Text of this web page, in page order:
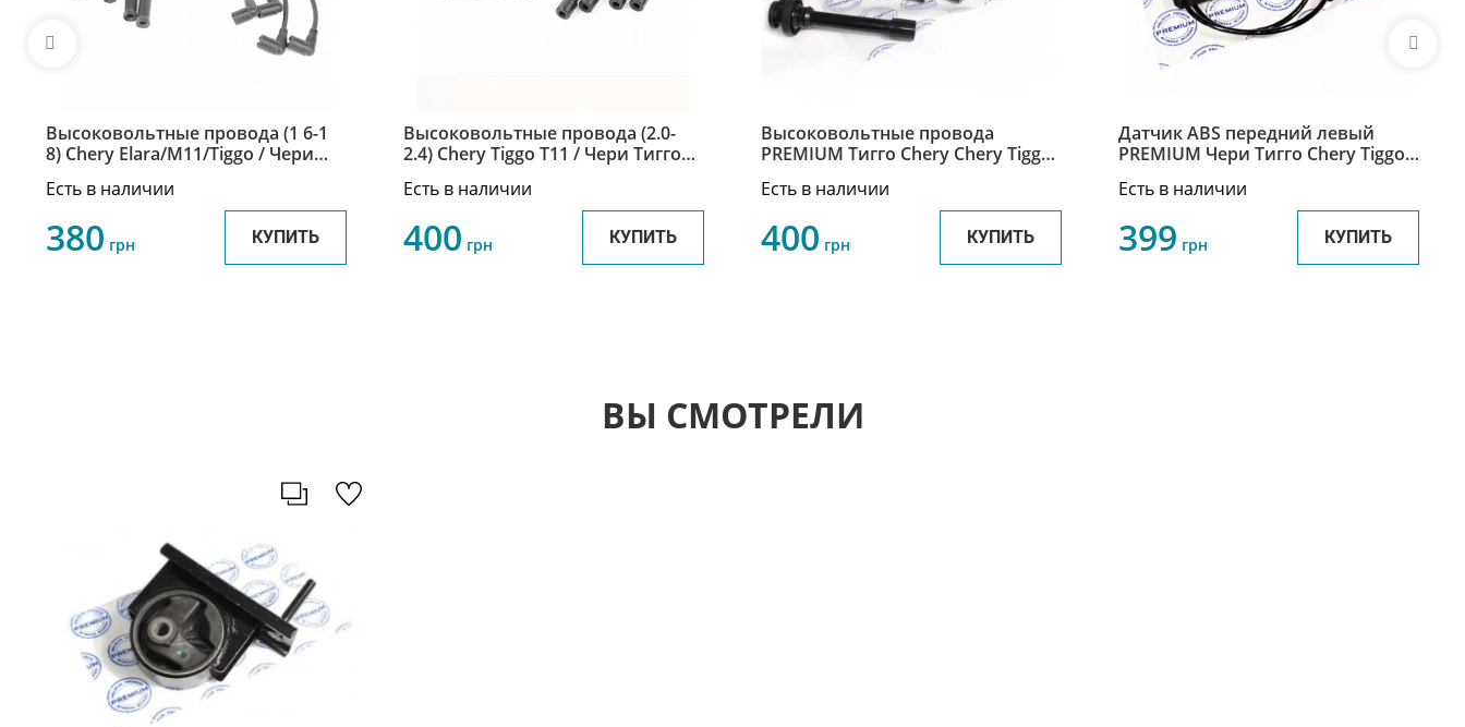
Высоковольтные провода (1 6-1
8) Chery Elara/M11/Tiggo / Чери
60HA
Есть в наличии
380 грн КУПИТЬ
Высоковольтные провода (2.0-
2.4) Chery Tiggo T11 / Чери Тигго
Есть в наличии
400 грн КУПИТЬ
Высоковольтные провода
PREMIUM Тигго Chery Chery Tiggo
Есть в наличии
400 грн КУПИТЬ
Датчик ABS передний левый
PREMIUM Чери Тигго Chery Tiggo
Есть в наличии
399 грн КУПИТЬ
ВЫ СМОТРЕЛИ